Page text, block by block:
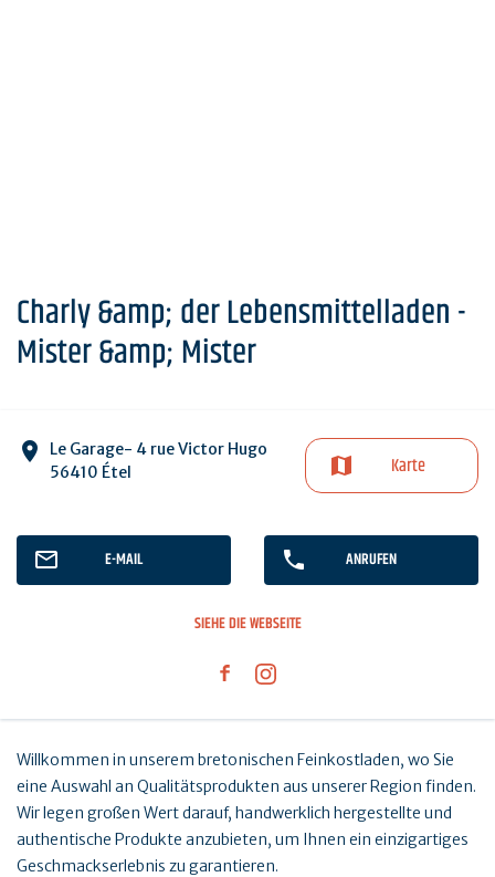
Charly &amp; der Lebensmittelladen -
Mister &amp; Mister
Le Garage- 4 rue Victor Hugo
56410 Étel
Karte
E-MAIL ANRUFEN
SIEHE DIE WEBSEITE
Willkommen in unserem bretonischen Feinkostladen, wo Sie
eine Auswahl an Qualitätsprodukten aus unserer Region finden.
Wir legen großen Wert darauf, handwerklich hergestellte und
authentische Produkte anzubieten, um Ihnen ein einzigartiges
Geschmackserlebnis zu garantieren.